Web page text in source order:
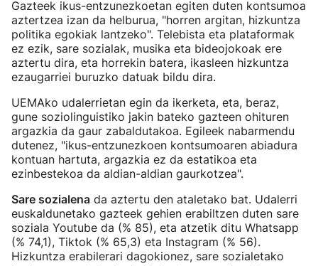
Gazteek ikus-entzunezkoetan egiten duten kontsumoa
aztertzea izan da helburua, "horren argitan, hizkuntza
politika egokiak lantzeko". Telebista eta plataformak
ez ezik, sare sozialak, musika eta bideojokoak ere
aztertu dira, eta horrekin batera, ikasleen hizkuntza
ezaugarriei buruzko datuak bildu dira.
UEMAko udalerrietan egin da ikerketa, eta, beraz,
gune soziolinguistiko jakin bateko gazteen ohituren
argazkia da gaur zabaldutakoa. Egileek nabarmendu
dutenez, "ikus-entzunezkoen kontsumoaren abiadura
kontuan hartuta, argazkia ez da estatikoa eta
ezinbestekoa da aldian-aldian gaurkotzea".
Sare sozialena da aztertu den ataletako bat. Udalerri
euskaldunetako gazteek gehien erabiltzen duten sare
soziala Youtube da (% 85), eta atzetik ditu Whatsapp
(% 74,1), Tiktok (% 65,3) eta Instagram (% 56).
Hizkuntza erabilerari dagokionez, sare sozialetako